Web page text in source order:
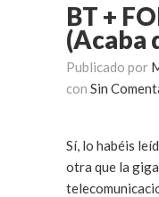
BT +
(Acaba
Publicado por
con Sin
Sí, lo habéis
otra que la